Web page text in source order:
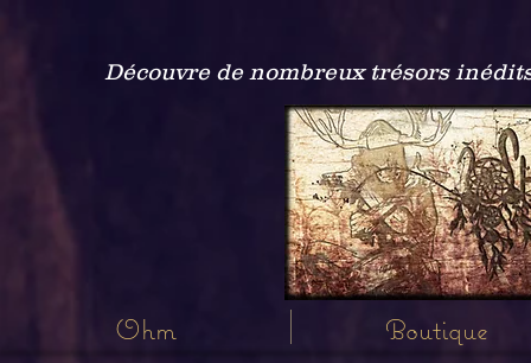
Découvre de nombreux trésors
Ohm Boutique